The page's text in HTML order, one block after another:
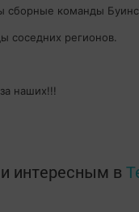
сборные команды
соседних регионов.
наших!!!
интересным в